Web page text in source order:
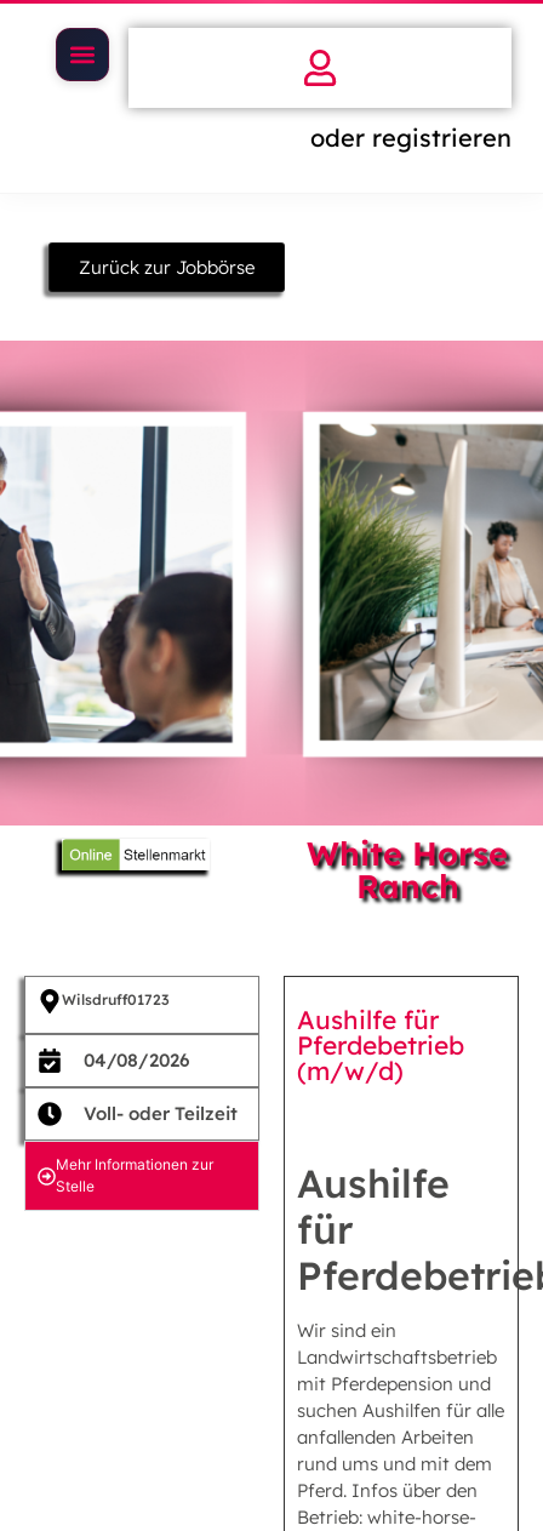
oder registrieren
Zurück zur Jobbörse
White Horse
Ranch
Wilsdruff01723
04/08/2026
Voll- oder Teilzeit
Mehr Informationen zur
Stelle
Aushilfe für
Pferdebetrieb
(m/w/d)
Aushilfe
für
Wir sind ein
Landwirtschaftsbetrieb
mit Pferdepension und
suchen Aushilfen für alle
anfallenden Arbeiten
rund ums und mit dem
Pferd. Infos über den
Betrieb: white-horse-